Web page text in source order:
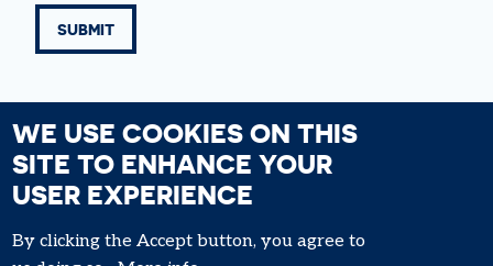
MENU
General conditions
WE USE COOKIES ON THIS
SITE TO ENHANCE YOUR
USER EXPERIENCE
By clicking the Accept button, you agree to